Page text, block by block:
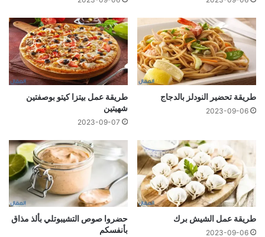
طريقة تحضير النودلز بالدجاج
2023-09-06
طريقة عمل بيتزا كيتو بوصفتين
شهيتين
2023-09-07
طريقة عمل الشيش برك
2023-09-06
حضروا صوص التشیبوتلي بألذ مذاق
بأنفسكم